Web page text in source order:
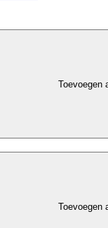
Toevoegen
Toevoegen